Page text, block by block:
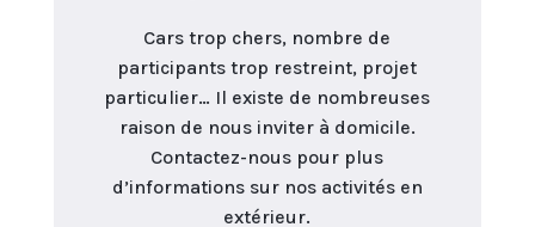
Cars trop chers, nombre de
participants trop restreint, projet
particulier… Il existe de nombreuses
raison de nous inviter à domicile.
Contactez-nous pour plus
d’informations sur nos activités en
extérieur.